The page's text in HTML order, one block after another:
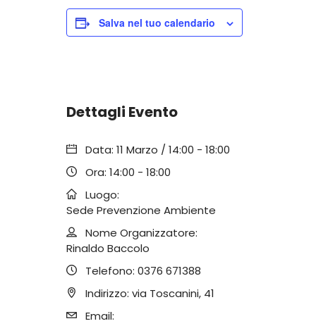
Salva nel tuo calendario
Dettagli Evento
Data: 11 Marzo / 14:00 - 18:00
Ora: 14:00 - 18:00
Luogo:
Sede Prevenzione Ambiente
Nome Organizzatore:
Rinaldo Baccolo
Telefono: 0376 671388
Indirizzo: via Toscanini, 41
Email: